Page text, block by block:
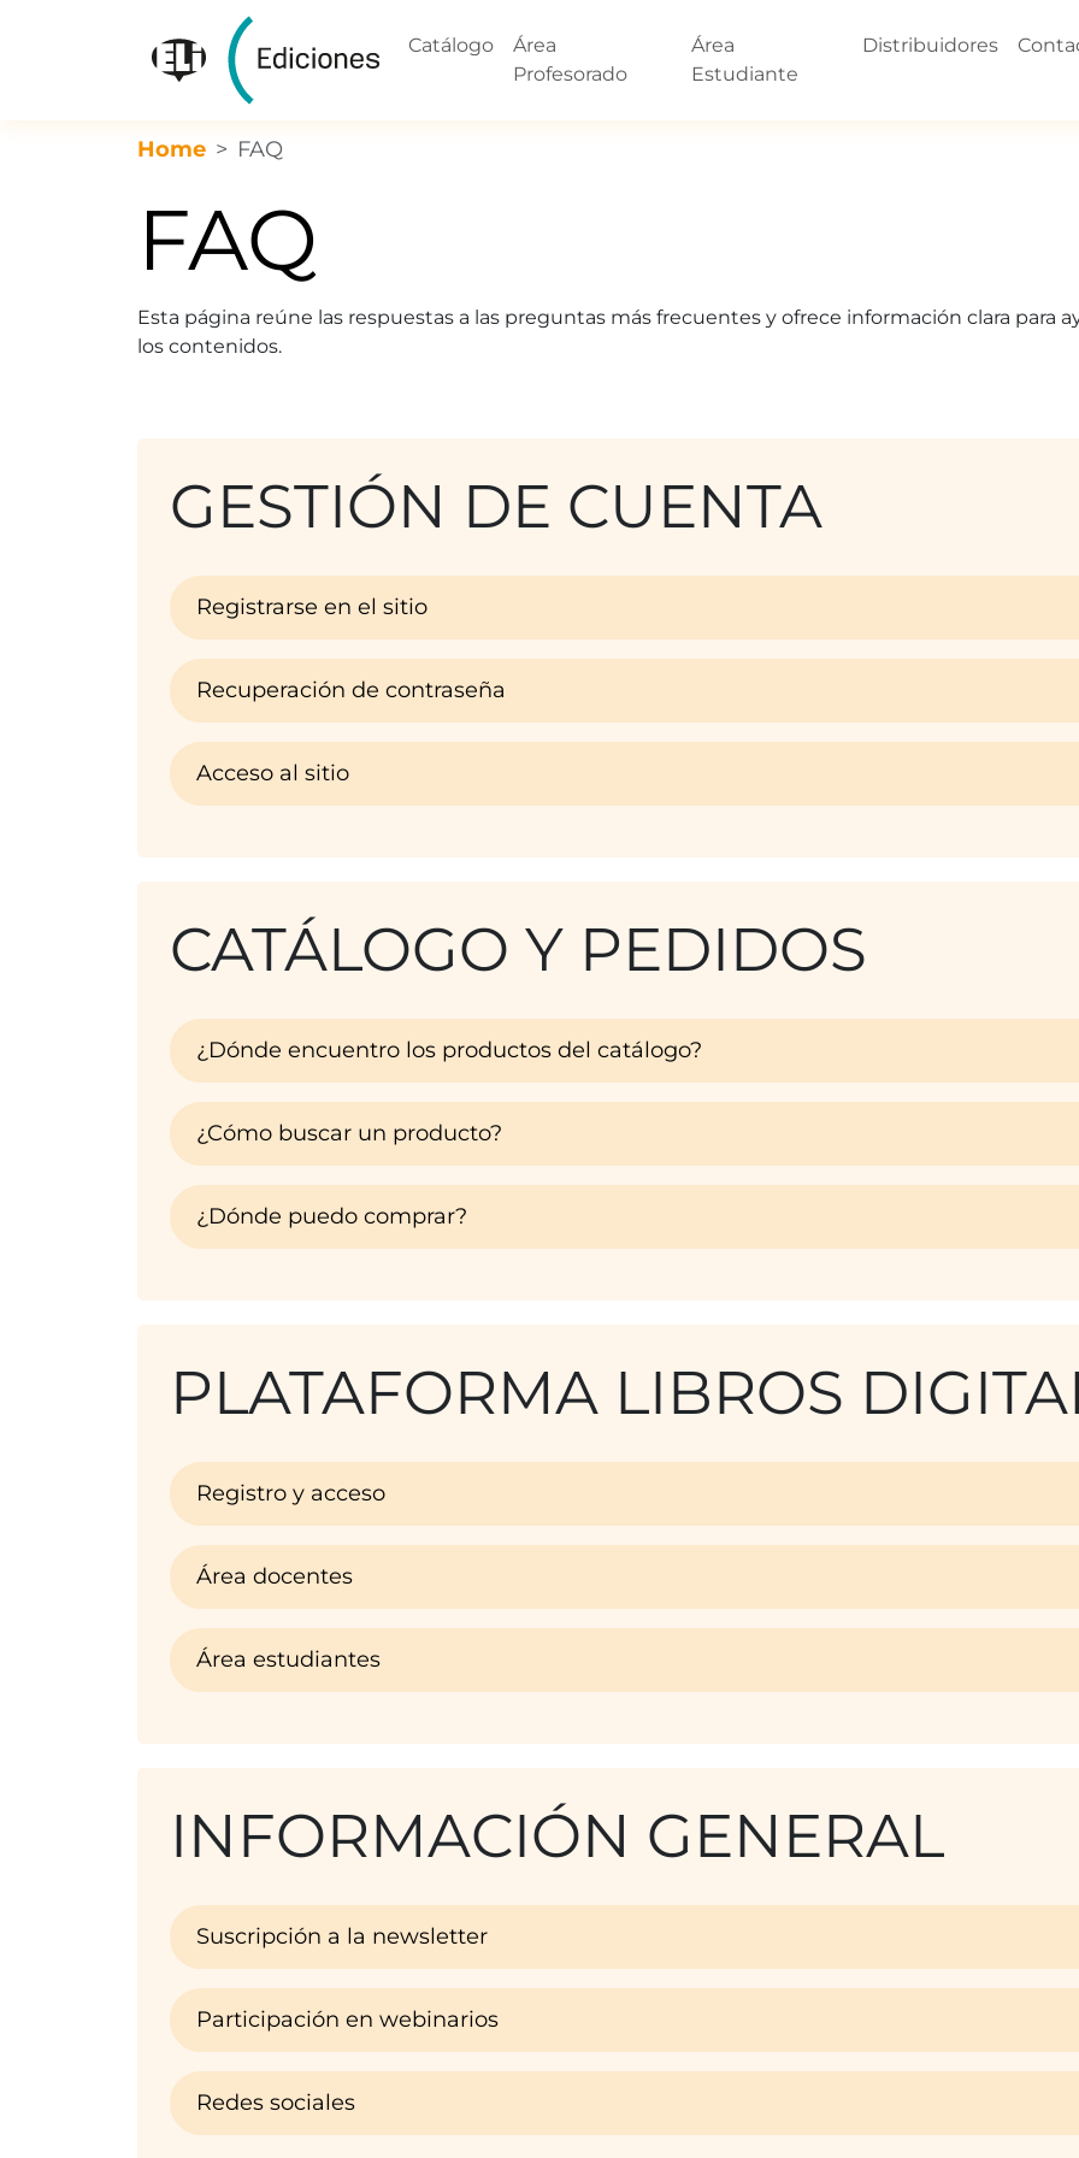
Catálogo
Área
Profesorado
Área
Estudiante
Distribuidores
Home FAQ
FAQ
Esta página reúne las respuestas a las preguntas más frecuentes y ofrece información clara
los contenidos.
GESTIÓN DE CUENTA
Registrarse en el sitio
Recuperación de contraseña
Acceso al sitio
CATÁLOGO Y PEDIDOS
¿Dónde encuentro los productos del catálogo?
¿Cómo buscar un producto?
¿Dónde puedo comprar?
PLATAFORMA LIBROS
Registro y acceso
Área docentes
Área estudiantes
INFORMACIÓN GENERAL
Suscripción a la newsletter
Participación en webinarios
Redes sociales